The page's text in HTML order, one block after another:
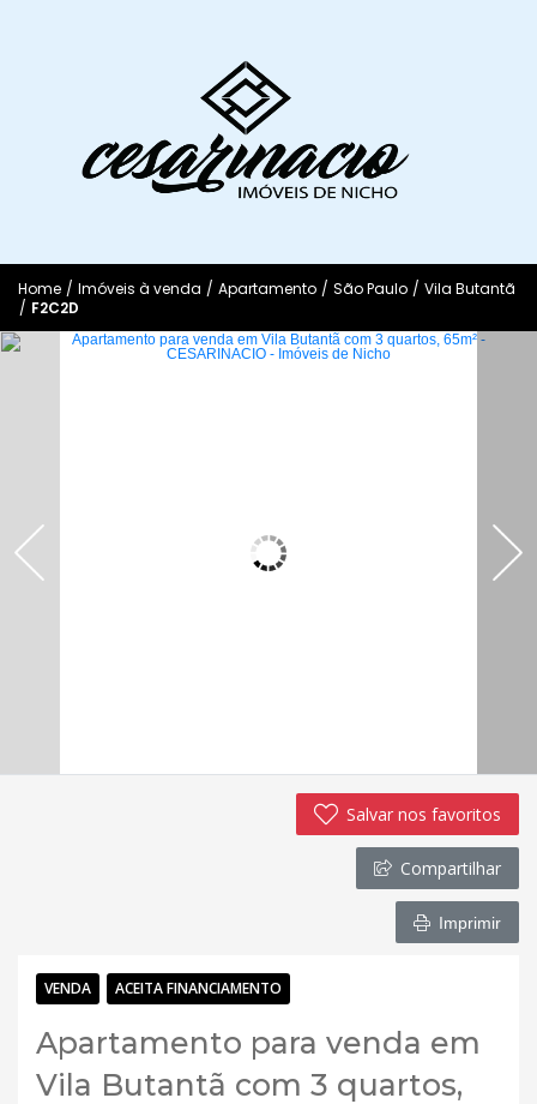
Home / Imóveis à venda / Apartamento / São Paulo / Vila Butantã
/ F2C2D
Salvar nos favoritos
Compartilhar
Imprimir
VENDA ACEITA FINANCIAMENTO
Apartamento para venda em
Vila Butantã com 3 quartos,